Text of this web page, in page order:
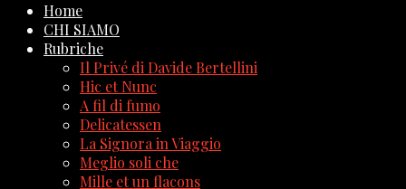
Home
CHI SIAMO
Rubriche
Il Privé di Davide Bertellini
Hic et Nunc
A fil di fumo
Delicatessen
La Signora in Viaggio
Meglio soli che
Mille et un flacons